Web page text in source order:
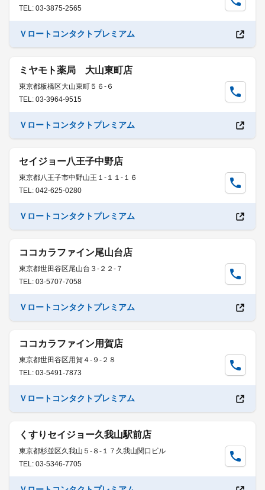
TEL: 03-3875-2565
Ｖロートコンタクトプレミアム
ミヤモト薬局 大山東町店
東京都板橋区大山東町５６-６
TEL: 03-3964-9515
Ｖロートコンタクトプレミアム
セイジョー八王子中野店
東京都八王子市中野山王１-１１-１６
TEL: 042-625-0280
Ｖロートコンタクトプレミアム
ココカラファイン尾山台店
東京都世田谷区尾山台３-２２-７
TEL: 03-5707-7058
Ｖロートコンタクトプレミアム
ココカラファイン用賀店
東京都世田谷区用賀４-９-２８
TEL: 03-5491-7873
Ｖロートコンタクトプレミアム
くすりセイジョー久我山駅前店
東京都杉並区久我山５-８-１７久我山関口ビル
TEL: 03-5346-7705